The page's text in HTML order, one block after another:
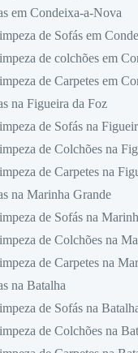
em Condeixa-a-Nova
de Sofás em
de colchões em
de Carpetes em
na Figueira da Foz
de Sofás na
de Colchões na
de Carpetes na
na Marinha Grande
de Sofás na
de Colchões na
de Carpetes na
na Batalha
de Sofás na
de Colchões na